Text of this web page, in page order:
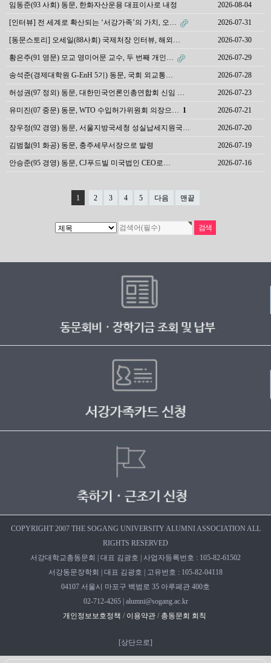
임동준(93 사회) 동문, 한화자산운용 대표이사로 내정 2026-08-04
[인터뷰] 전 세계로 확산되는 ‘서강가족’의 가치, 오… 2026-07-31
[동문스토리] 오세일(88사회) 국제처장 인터뷰, 해외… 2026-07-30
황은주(91 영문) 모교 영미어문 교수, 두 번째 개인… 2026-07-29
송석준(경제대학원 G-EnH 5기) 동문, 국회 외교통… 2026-07-28
허성권(97 정외) 동문, 대한민국언론인총연합회 신임 … 2026-07-23
유미진(07 중문) 동문, WTO 수입허가위원회 의장으… 1 2026-07-21
장우정(92 경영) 동문, 서울지방국세청 성실납세지원국… 2026-07-20
김범철(91 화공) 동문, 충주세무서장으로 발령 2026-07-19
안승준(95 경영) 동문, CJ푸드빌 미국법인 CEO로… 2026-07-16
1 2 3 4 5 다음 맨끝
COPYRIGHT 2007 THE SOGANG UNIVERSITY ALUMNI ASSOCIATION ALL
RIGHTS RESERVED
서강대학교총동문회 | 대표 김광호 | 사업자등록번호 : 105-82-61502
서강동문장학회 | 대표 김광호 | 고유번호 : 105-82-04118
04107 서울시 마포구 백범로 35 아루페관 400호
02-712-4265 | alumni@sogang.ac.kr
개인정보보호정책 / 이용약관 / 총동문회 회칙
[상단으로]